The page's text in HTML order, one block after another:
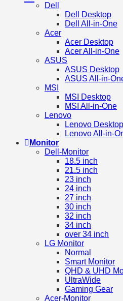
Dell
Dell Desktop
Dell All-in-One
Acer
Acer Desktop
Acer All-in-One
ASUS
ASUS Desktop
ASUS All-in-
MSI
MSI Desktop
MSI All-in-One
Lenovo
Lenovo Desktop
Lenovo All-in-
Monitor
Dell-Monitor
18.5 inch
21.5 inch
23 inch
24 inch
27 inch
30 inch
32 inch
34 inch
over 34 inch
LG Monitor
Normal
Smart Monitor
QHD & UHD
UltraWide
Gaming Gear
Acer-Monitor